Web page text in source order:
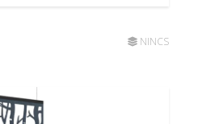
NINCS